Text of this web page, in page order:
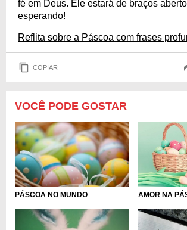
fé em Deus. Ele estará de braços
esperando!
Reflita sobre a Páscoa com frases
COPIAR
VOCÊ PODE GOSTAR
PÁSCOA NO MUNDO AMOR NA